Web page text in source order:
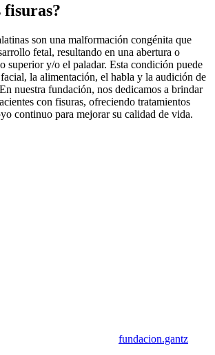
fisuras?
son una malformación congénita que
fetal, resultando en una abertura o
superior y/o el paladar. Esta condición puede
la alimentación, el habla y la audición de
nuestra fundación, nos dedicamos a brindar
con fisuras, ofreciendo tratamientos
continuo para mejorar su calidad de vida.
fundacion.gantz